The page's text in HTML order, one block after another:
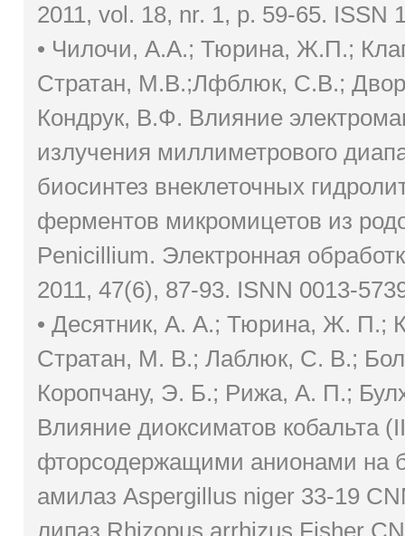
2011, vol. 18, nr. 1, p. 59-65. ISSN
• Чилочи, А.А.; Тюрина, Ж.П.;
Стратан, М.В.;Лфблюк, С.В.;
Кондрук, В.Ф. Влияние
излучения миллиметрового
биосинтез внеклеточных
ферментов микромицетов из
Penicillium. Электронная
2011, 47(6), 87-93. ISNN 0013-
• Десятник, А. А.; Тюрина, Ж. П.;
Стратан, М. В.; Лаблюк, С. В.;
Коропчану, Э. Б.; Рижа, А. П.;
Влияние диоксиматов кобальта
фторсодержащими анионами на
амилаз Aspergillus niger 33-19
липаз Rhizopus arrhizus Fisher